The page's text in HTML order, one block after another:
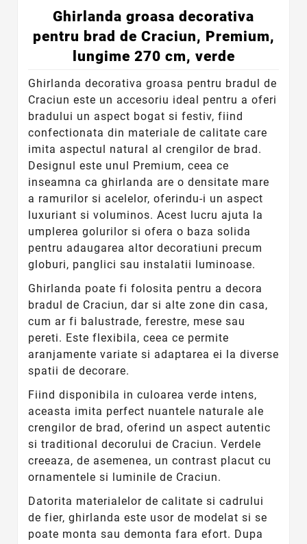
Ghirlanda groasa decorativa
pentru brad de Craciun, Premium,
lungime 270 cm, verde
Ghirlanda decorativa groasa pentru bradul de
Craciun este un accesoriu ideal pentru a oferi
bradului un aspect bogat si festiv, fiind
confectionata din materiale de calitate care
imita aspectul natural al crengilor de brad.
Designul este unul Premium, ceea ce
inseamna ca ghirlanda are o densitate mare
a ramurilor si acelelor, oferindu-i un aspect
luxuriant si voluminos. Acest lucru ajuta la
umplerea golurilor si ofera o baza solida
pentru adaugarea altor decoratiuni precum
globuri, panglici sau instalatii luminoase.
Ghirlanda poate fi folosita pentru a decora
bradul de Craciun, dar si alte zone din casa,
cum ar fi balustrade, ferestre, mese sau
pereti. Este flexibila, ceea ce permite
aranjamente variate si adaptarea ei la diverse
spatii de decorare.
Fiind disponibila in culoarea verde intens,
aceasta imita perfect nuantele naturale ale
crengilor de brad, oferind un aspect autentic
si traditional decorului de Craciun. Verdele
creeaza, de asemenea, un contrast placut cu
ornamentele si luminile de Craciun.
Datorita materialelor de calitate si cadrului
de fier, ghirlanda este usor de modelat si se
poate monta sau demonta fara efort. Dupa